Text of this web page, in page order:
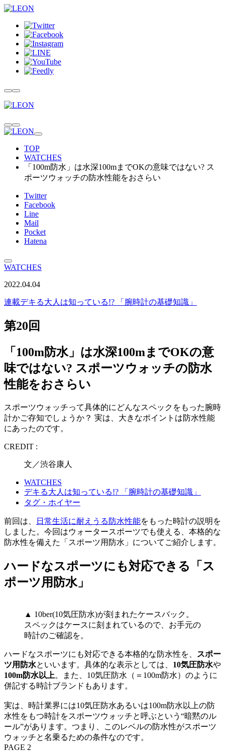
TOP
WATCHES
「100m防水」は水深100mまでOKの意味ではない? ス
ポーツウォッチの防水性能をおさらい
Twitter
Facebook
Line
Mail
Pocket
Hatena
WATCHES
2022.04.04
連載デキる大人は知っている!? 「腕時計の基礎知識」
第20回
「100m防水」は水深100mまでOKの意
味ではない? スポーツウォッチの防水
性能をおさらい
スポーツウォッチって具体的にどんなスペックをもった腕時
計かご存知でしょうか？ 実は、大きなポイントは防水性能
にあったのです。
CREDIT :
文／渋谷康人
WATCHES
デキる大人は知っている!? 「腕時計の基礎知識」
タグ・ホイヤー
前回は、 日常生活に耐えうる防水性能をもった時計の説明を
しました。今回はウォータースポーツでも使える、本格的な
防水性を備えた「スポーツ用防水」についてご紹介します。
ハードなスポーツにも対応できる「ス
ポーツ用防水」
▲ 10ber(10気圧防水)が刻まれたケースバック。
スペックはケースに刻まれているので、お手元の
時計のご確認を。
ハードなスポーツにも対応できる本格的な防水性を、
スポー
ツ用防水といいます。具体的な表示としては、 10気圧防水や
100m防水以上。また、10気圧防水（＝100m防水）のように
併記する時計ブランドもあります。
実は、時計業界には10気圧防水あるいは100m防水以上の防
水性をもつ時計をスポーツウォッチと呼ぶという“暗黙のル
ール”があります。つまり、このレベルの防水性がスポーツ
ウォッチと名乗るための条件なのです。
PAGE 2